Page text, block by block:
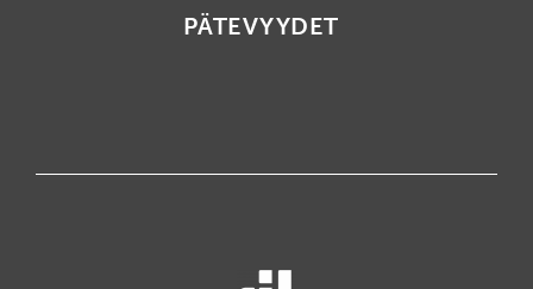
PÄTEVYYDET